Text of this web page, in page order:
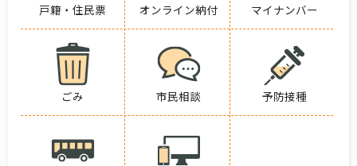
戸籍・住民票 オンライン納付 マイナンバー
ごみ 市民相談 予防接種